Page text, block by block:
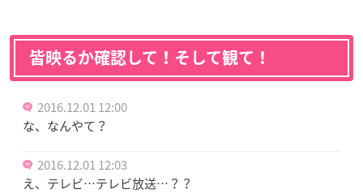
皆映るか確認して！そして観て！
2016.12.01 12:00
な、なんやて？
2016.12.01 12:03
え、テレビ…テレビ放送…？？